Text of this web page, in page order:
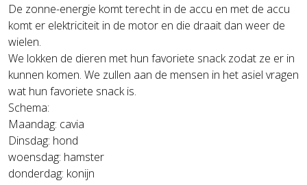
De zonne-energie komt terecht in de accu en met de accu
komt er elektriciteit in de motor en die draait dan weer de
wielen.
We lokken de dieren met hun favoriete snack zodat ze er in
kunnen komen. We zullen aan de mensen in het asiel vragen
wat hun favoriete snack is.
Schema:
Maandag: cavia
Dinsdag: hond
woensdag: hamster
donderdag: konijn